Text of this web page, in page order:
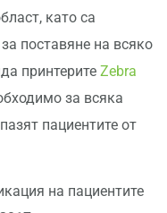
като са
поставяне на всяко
принтерите Zebra
за всяка
пациентите от
на пациентите